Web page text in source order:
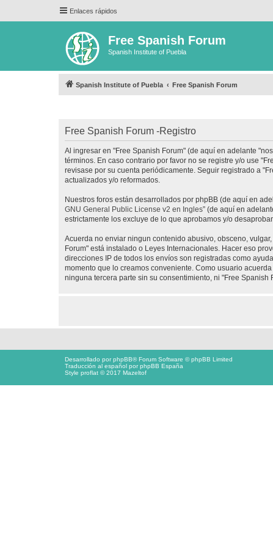
Enlaces rápidos
Free Spanish Forum
Spanish Institute of Puebla
Spanish Institute of Puebla Free Spanish Forum
Free Spanish Forum -Registro
Al ingresar en "Free Spanish Forum" (de aquí en adelante
términos. En caso contrario por favor no se registre y/o use
revisase por su cuenta periódicamente. Seguir registrado a
actualizados y/o reformados.
Nuestros foros están desarrollados por phpBB (de aquí en
GNU General Public License v2 en Ingles” (de aquí en
estrictamente los excluye de lo que aprobamos y/o
Acuerda no enviar ningun contenido abusivo, obsceno,
Forum" está instalado o Leyes Internacionales. Hacer eso
direcciones IP de todos los envíos son registradas como
momento que lo creamos conveniente. Como usuario
ninguna tercera parte sin su consentimiento, ni "Free
Desarrollado porphpBB® Forum Software © phpBB Limited
Traducción al español porphpBB España
Style proflat © 2017 Mazeltof